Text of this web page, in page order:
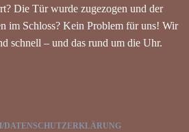
Die Tür wurde zugezogen und der
im Schloss? Kein Problem für uns! Wir
schnell – und das rund um die Uhr.
DATENSCHUTZERKLÄRUNG